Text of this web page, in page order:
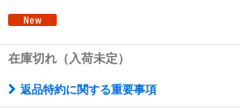
在庫切れ（入荷未定）
返品特約に関する重要事項